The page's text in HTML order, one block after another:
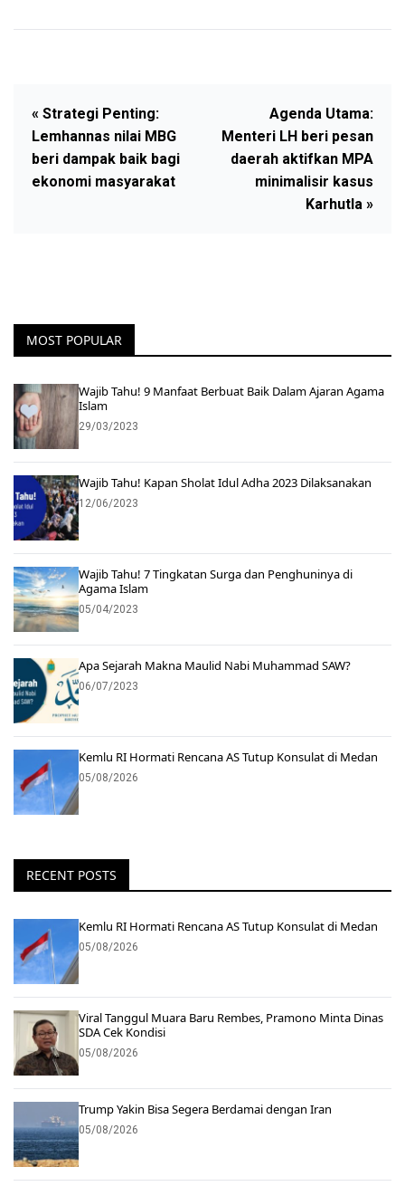
« Strategi Penting:
Lemhannas nilai MBG
beri dampak baik bagi
ekonomi masyarakat
Agenda Utama:
Menteri LH beri pesan
daerah aktifkan MPA
minimalisir kasus
Karhutla »
MOST POPULAR
Wajib Tahu! 9 Manfaat Berbuat Baik Dalam Ajaran Agama
Islam
29/03/2023
Wajib Tahu! Kapan Sholat Idul Adha 2023 Dilaksanakan
12/06/2023
Wajib Tahu! 7 Tingkatan Surga dan Penghuninya di
Agama Islam
05/04/2023
Apa Sejarah Makna Maulid Nabi Muhammad SAW?
06/07/2023
Kemlu RI Hormati Rencana AS Tutup Konsulat di Medan
05/08/2026
RECENT POSTS
Kemlu RI Hormati Rencana AS Tutup Konsulat di Medan
05/08/2026
Viral Tanggul Muara Baru Rembes, Pramono Minta Dinas
SDA Cek Kondisi
05/08/2026
Trump Yakin Bisa Segera Berdamai dengan Iran
05/08/2026